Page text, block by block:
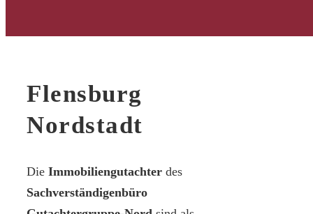
Flensburg
Nordstadt
Die Immobiliengutachter des
Sachverständigenbüro